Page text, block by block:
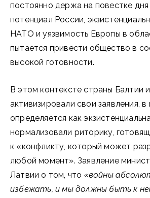
постоянно держа на повестке
потенциал России,
НАТО и уязвимость Европы в
пытается привести общество в
высокой готовности.
В этом контексте страны Балтии
активизировали свои заявления,
определяется как
нормализовали риторику,
к «конфликту, который может
любой момент». Заявление
Латвии о том, что «войны
избежать, и мы должны быть к